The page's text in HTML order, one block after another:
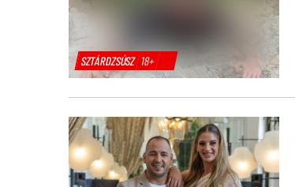
SZTÁRDZSÚSZ 18+